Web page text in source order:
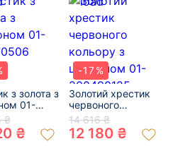
з золота з
01-
₴
₴
-17%
Золотий хрестик
червоного
кольору з
цирконом 01-
200490125
14 616 ₴
12 180 ₴